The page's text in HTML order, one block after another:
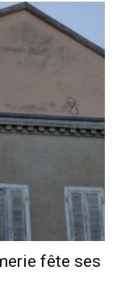
fête ses